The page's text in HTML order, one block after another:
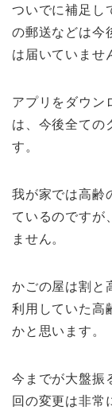
ついでに補足し
の郵送などは今
は届いていませ
アプリをダウン
は、今後全ての
す。
我が家では高齢
ているのですが
ません。
かごの屋は割と
利用していた高
かと思います。
今までが大盤振
回の変更は非常